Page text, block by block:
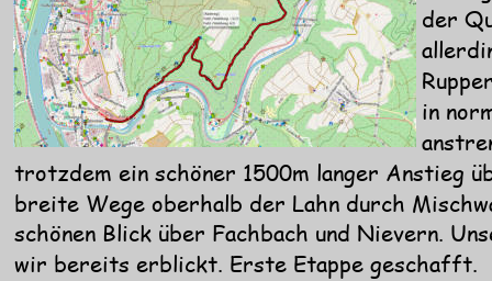
der
in
trotzdem ein schöner 1500m langer Anstieg
breite Wege oberhalb der Lahn durch
schönen Blick über Fachbach und Nievern.
wir bereits erblickt. Erste Etappe geschafft.